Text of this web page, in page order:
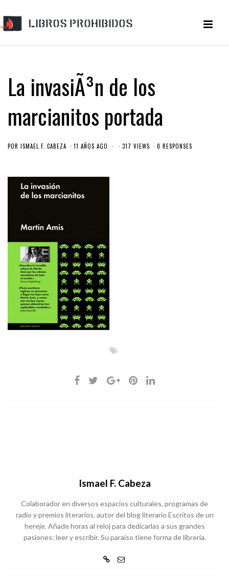
La invasiÃ³n de los
marcianitos portada
POR ISMAEL F. CABEZA 11 AÑOS AGO 317 VIEWS 0 RESPONSES
Ismael F. Cabeza
Colaborador en diversos espacios culturales, programas de
radio y premios literarios, autor del blog literario Escritos de un
hereje. Añade horas al reloj para dedicarlas a sus grandes
pasiones: leer y escribir. Su paraíso tiene forma de librería.